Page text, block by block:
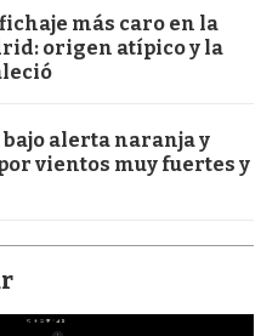
más caro en la
origen atípico y la
alerta naranja y
vientos muy fuertes y